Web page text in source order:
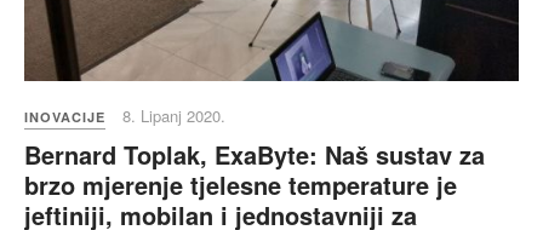
INOVACIJE 8. Lipanj 2020.
Bernard Toplak, ExaByte: Naš sustav za
brzo mjerenje tjelesne temperature je
jeftiniji, mobilan i jednostavniji za